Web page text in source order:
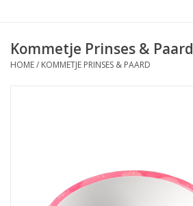
spellen
kinderkamer
Kommetje Prinses & Paard
HOME/ KOMMETJE PRINSES & PAARD